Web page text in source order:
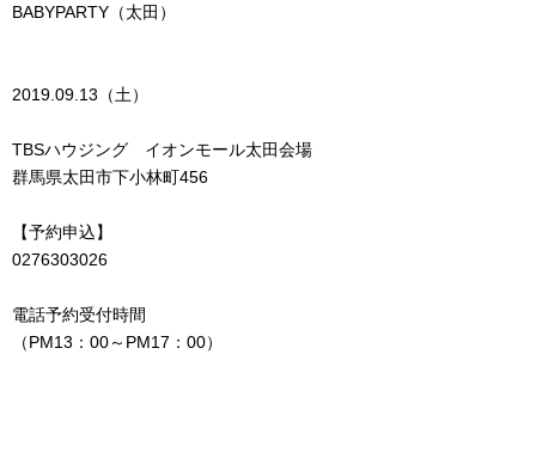
BABYPARTY（太田）
2019.09.13（土）
TBSハウジング イオンモール太田会場
群馬県太田市下小林町456
【予約申込】
0276303026
電話予約受付時間
（PM13：00～PM17：00）